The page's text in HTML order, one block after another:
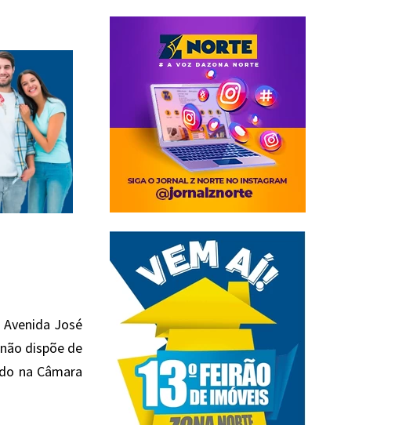
José
dispõe de
na Câmara